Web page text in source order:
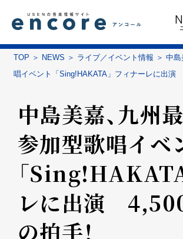
TOP NEWS ライブ／イベント情報
中島
唱イベント「Sing!HAKATA」フィナーレに出演
中島美嘉、九州
参加型歌唱イベ
「
レに出演
の拍手！